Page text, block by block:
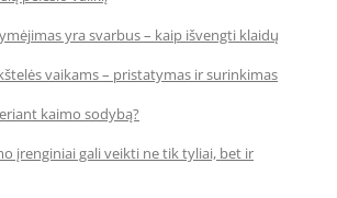
yra svarbus – kaip išvengti klaidų
vaikams – pristatymas ir surinkimas
kaimo sodybą?
įrenginiai gali veikti ne tik tyliai, bet ir